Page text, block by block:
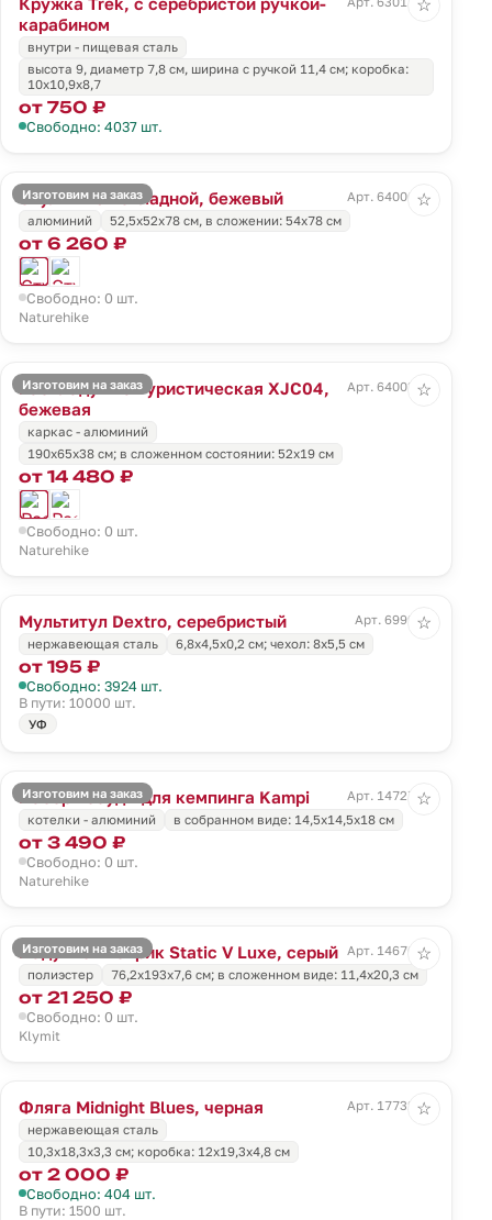
карабином
внутри - пищевая сталь
высота 9, диаметр 7,8 см, ширина с ручкой 11,4 см; коробка:
10х10,9х8,7
от 750 ₽
Свободно: 4037 шт.
☆
Изготовим на заказ
Стул MW02 складной, бежевый
Арт. 64000.00
алюминий
52,5х52х78 см, в сложении: 54х78 см
от 6 260 ₽
Свободно: 0 шт.
Naturehike
☆
Изготовим на заказ
Раскладушка туристическая XJC04,
бежевая
Арт. 64003.00
каркас - алюминий
190х65х38 см; в сложенном состоянии: 52х19 см
от 14 480 ₽
Свободно: 0 шт.
Naturehike
☆
Мультитул Dextro, серебристый
Арт. 6999.10
нержавеющая сталь
6,8х4,5х0,2 см; чехол: 8х5,5 см
от 195 ₽
Свободно: 3924 шт.
В пути: 10000 шт.
УФ
☆
Изготовим на заказ
Набор посуды для кемпинга Kampi
Арт. 14727.10
котелки - алюминий
в собранном виде: 14,5х14,5х18 см
от 3 490 ₽
Свободно: 0 шт.
Naturehike
☆
Изготовим на заказ
Надувной коврик Static V Luxe, серый
Арт. 14670.11
полиэстер
76,2x193x7,6 см; в сложенном виде: 11,4x20,3 см
от 21 250 ₽
Свободно: 0 шт.
Klymit
☆
Фляга Midnight Blues, черная
Арт. 17732.30
нержавеющая сталь
10,3х18,3х3,3 см; коробка: 12х19,3х4,8 см
от 2 000 ₽
Свободно: 404 шт.
В пути: 1500 шт.
☆